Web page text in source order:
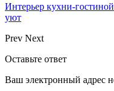
Интерьер кухни-
уют
Prev Next
Оставьте ответ
Ваш электронный адрес